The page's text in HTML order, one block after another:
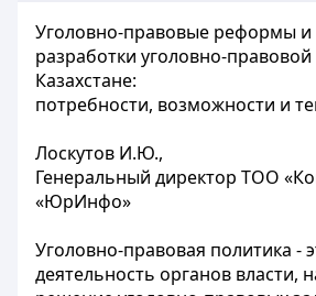
Уголовно-правовые реформы и
разработки уголовно-
Казахстане:
потребности, возможности и
Лоскутов И.Ю.,
Генеральный директор ТОО
«ЮрИнфо»
Уголовно-правовая политика -
деятельность органов власти,